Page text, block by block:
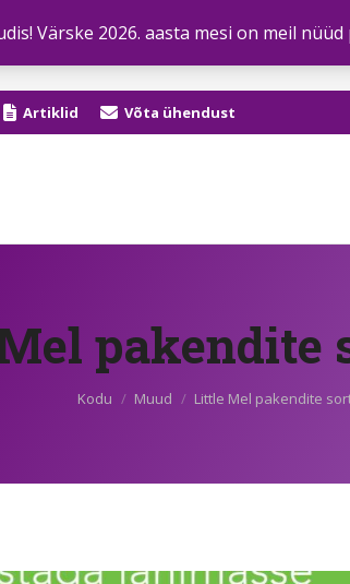
Värske 2026. aasta mesi on meil
Artiklid Võta ühendust
pakendite
Sa oled siin:
Kodu Muud Little Mel pakendite